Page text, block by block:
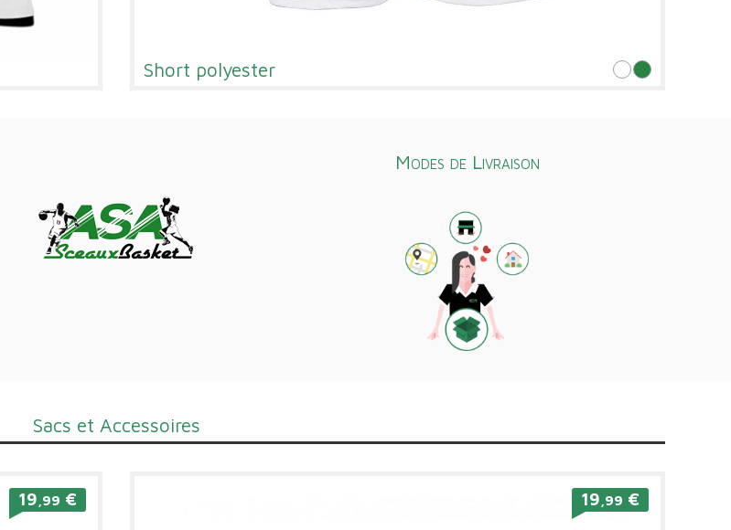
Short polyester
Modes de Livraison
Sacs et Accessoires
19 ,99 € 19 ,99 €